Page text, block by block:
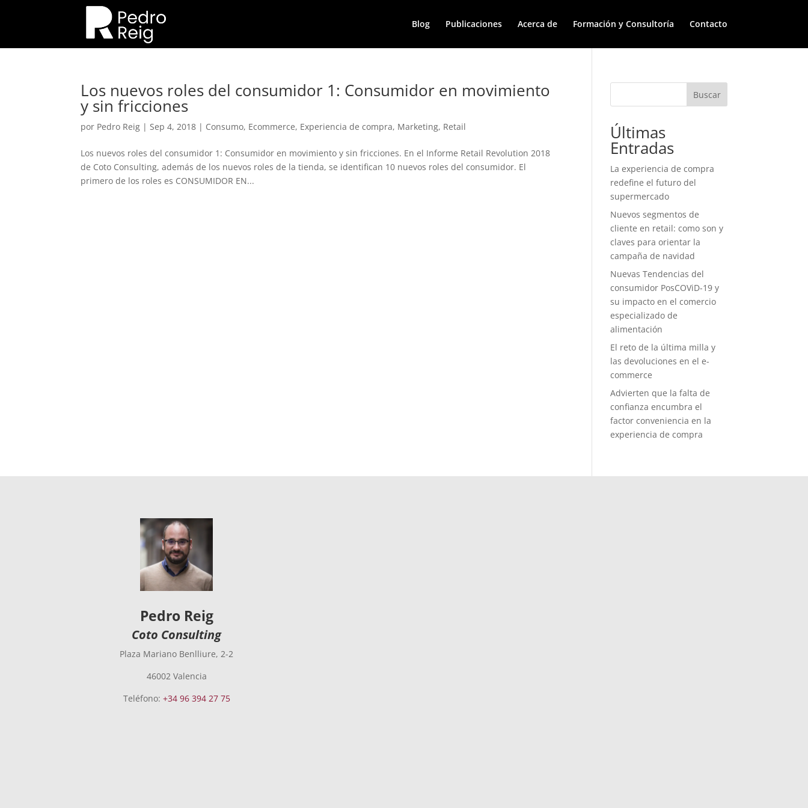
Blog Publicaciones Acerca de Formación y Consultoría Contacto
Los nuevos roles del consumidor 1: Consumidor en movimiento
y sin fricciones
por Pedro Reig |Sep 4, 2018 | Consumo, Ecommerce, Experiencia de compra, Marketing, Retail
Los nuevos roles del consumidor 1: Consumidor en movimiento y sin fricciones. En el Informe Retail Revolution 2018
de Coto Consulting, además de los nuevos roles de la tienda, se identifican 10 nuevos roles del consumidor. El
primero de los roles es CONSUMIDOR EN...
Buscar
Últimas
Entradas
La experiencia de compra
redefine el futuro del
supermercado
Nuevos segmentos de
cliente en retail: como son y
claves para orientar la
campaña de navidad
Nuevas Tendencias del
consumidor PosCOViD-19 y
su impacto en el comercio
especializado de
alimentación
El reto de la última milla y
las devoluciones en el e-
commerce
Advierten que la falta de
confianza encumbra el
factor conveniencia en la
experiencia de compra
Pedro Reig
Coto Consulting
Plaza Mariano Benlliure, 2-2
46002 Valencia
Teléfono: +34 96 394 27 75